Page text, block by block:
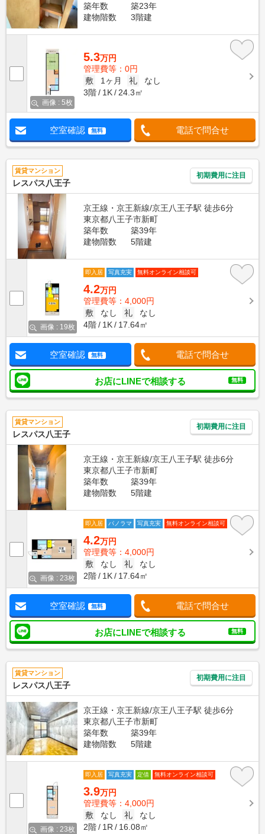
築年数
築23年
建物階数
3階建
画像 : 5枚
5.3万円
管理費等：0円
敷
1ヶ月 礼
なし
3階
1K 24.3㎡
空室確認 無料 電話で問合せ
賃貸マンション
レスパス八王子
初期費用に注目
京王線・京王新線/京王八王子駅 徒歩6分
東京都八王子市新町
築年数
築39年
建物階数
5階建
画像 : 19枚
即入居 写真充実 無料オンライン相談可
4.2万円
管理費等：4,000円
敷
なし 礼
なし
4階
1K 17.64㎡
空室確認 無料 電話で問合せ
お店にLINEで相談する 無料
賃貸マンション
レスパス八王子
初期費用に注目
京王線・京王新線/京王八王子駅 徒歩6分
東京都八王子市新町
築年数
築39年
建物階数
5階建
画像 : 23枚
即入居 パノラマ 写真充実 無料オンライン相談可
4.2万円
管理費等：4,000円
敷
なし 礼
なし
2階
1K 17.64㎡
空室確認 無料 電話で問合せ
お店にLINEで相談する 無料
賃貸マンション
レスパス八王子
初期費用に注目
京王線・京王新線/京王八王子駅 徒歩6分
東京都八王子市新町
築年数
築39年
建物階数
5階建
画像 : 23枚
即入居 写真充実 定借 無料オンライン相談可
3.9万円
管理費等：4,000円
敷
なし 礼
なし
2階
1R 16.08㎡